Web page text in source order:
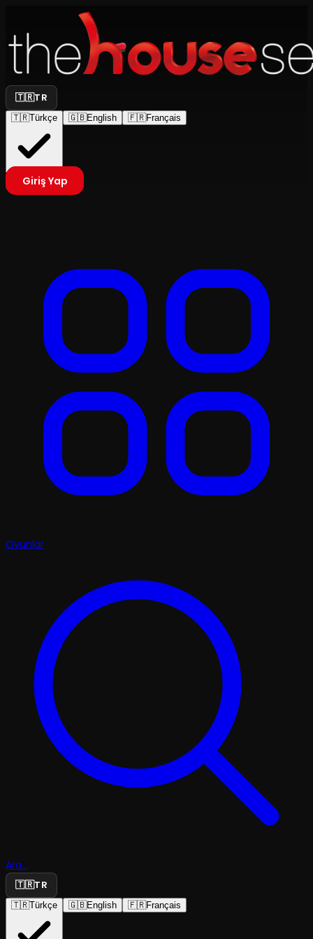
🇹🇷TR
🇹🇷Türkçe 🇬🇧English 🇫🇷Français
Giriş Yap
Oyunlar
Ara...
🇹🇷TR
🇹🇷Türkçe 🇬🇧English 🇫🇷Français